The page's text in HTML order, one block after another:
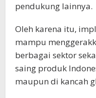
pendukung lainnya.
Oleh karena itu,
mampu
berbagai sektor
saing produk
maupun di kancah